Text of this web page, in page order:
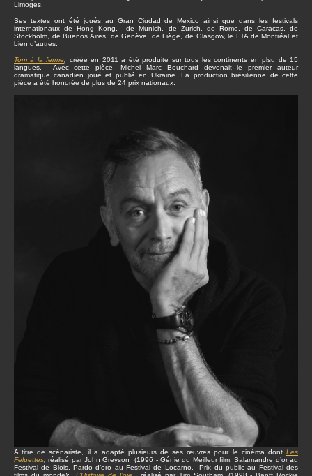
Limoges.
Ses textes ont été joués au Gran Ciudad de Mexico ainsi que dans les festivals
internationaux de Hong Kong, de Munich, de Zurich, de Rome, de Caracas, de
Stockholm, de Buenos Aires, de Genève, de Liège, de Glasgow, le FTA de Montréal et
bien d’autres.
Tom à la ferme
créée en 2011 a été produite sur tous les continents en plsu de 15
langues. Avec cette pièce, Michel Marc Bouchard devenait le premier auteur
dramatique canadien joué et publié en Ukraine. La production brésilienne de cette
pièce a été honorée de plus de 24 prix nationaux.
A titre de scénariste, il a adapté plusieurs de ses œuvres pour le cinéma dont Les
Feluettes réalisé par John Greyson (1996 - Génie du Meilleur film, Salamandre d’or au
Festival de Blois, Pardo d’oro au Festival de Locarno, Prix du public au Festival des